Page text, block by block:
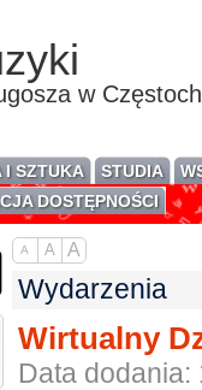
w
I SZTUKA STUDIA
DOSTĘPNOŚCI
A A A
Wydarzenia
Wirtualny
Data dodania: